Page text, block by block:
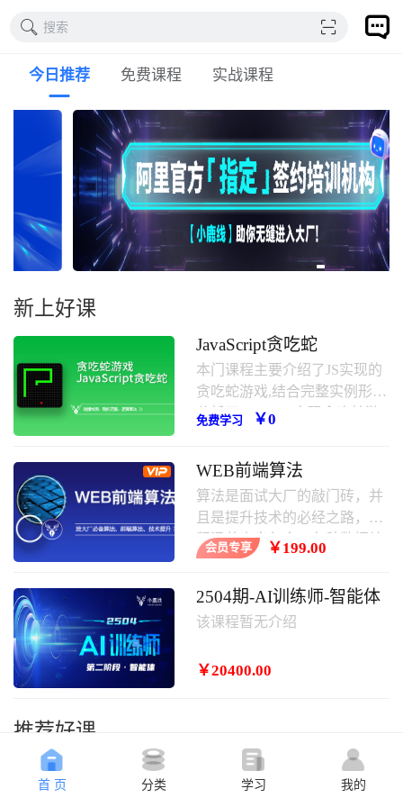
搜索
今日推荐 免费课程 实战课程
新上好课
JavaScript贪吃蛇
本门课程主要介绍了JS实现的
贪吃蛇游戏,结合完整实例形式
分析了javascript实现贪吃蛇游
下。
免费学习 ￥0
WEB前端算法
算法是面试大厂的敲门砖，并
且是提升技术的必经之路，课
程涵盖内容包含：各种数据结
构，常用算法，其中涵盖大厂
会员专享 ￥199.00
2504期-AI训练师-智能体
该课程暂无介绍
￥20400.00
推荐好课
首 页 分类 学习 我的